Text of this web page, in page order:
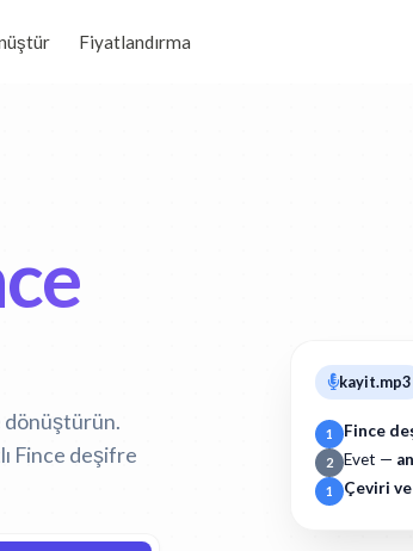
Fiyatlandırma
dönüştürün.
Fince deşifre
kayit.mp3
1 Fince
2 Evet —
1 Çeviri ve